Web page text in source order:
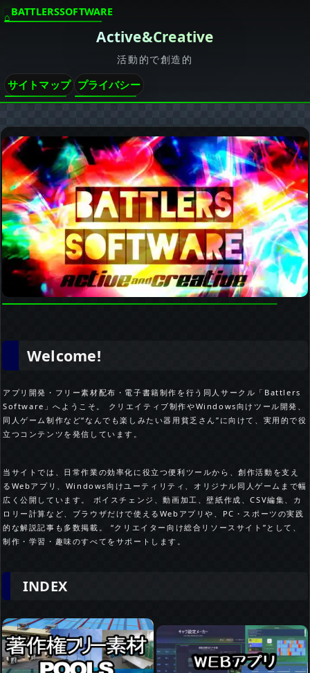
BATTLERSSOFTWARE
Active&Creative
活動的で創造的
サイトマップ プライバシー
Welcome!
アプリ開発・フリー素材配布・電子書籍制作を行う同人サークル「Battlers
Software」へようこそ。 クリエイティブ制作やWindows向けツール開発、
同人ゲーム制作など“なんでも楽しみたい器用貧乏さん”に向けて、実用的で役
立つコンテンツを発信しています。
当サイトでは、日常作業の効率化に役立つ便利ツールから、創作活動を支え
るWebアプリ、Windows向けユーティリティ、オリジナル同人ゲームまで幅
広く公開しています。 ボイスチェンジ、動画加工、壁紙作成、CSV編集、カ
ロリー計算など、ブラウザだけで使えるWebアプリや、PC・スポーツの実践
的な解説記事も多数掲載。 “クリエイター向け総合リソースサイト”として、
制作・学習・趣味のすべてをサポートします。
INDEX